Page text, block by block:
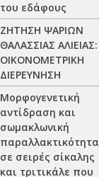
του εδάφους
ΖΗΤΗΣΗ ΨΑΡΙΩΝ
ΘΑΛΑΣΣΙΑΣ ΑΛΙΕΙΑΣ:
ΟΙΚΟΝΟΜΕΤΡΙΚΗ
ΔΙΕΡΕΥΝΗΣΗ
Μορφογενετική
αντίδραση και
σωμακλωνική
παραλλακτικότητα
σε σειρές σίκαλης
και τριτικάλε που